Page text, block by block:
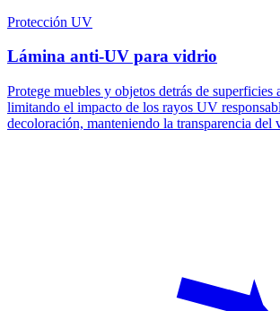
Protección UV
Lámina anti-UV para vidrio
Protege muebles y objetos detrás de superficies
limitando el impacto de los rayos UV
decoloración, manteniendo la transparencia del